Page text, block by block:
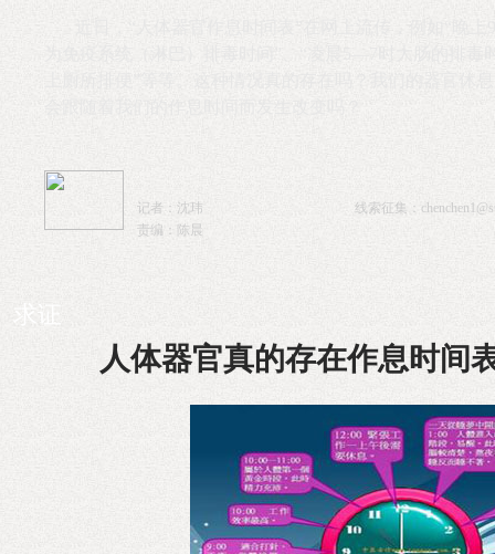
记者：沈玮
责编：陈晨
线索征集：
求证
人体器官真的存在作息时间